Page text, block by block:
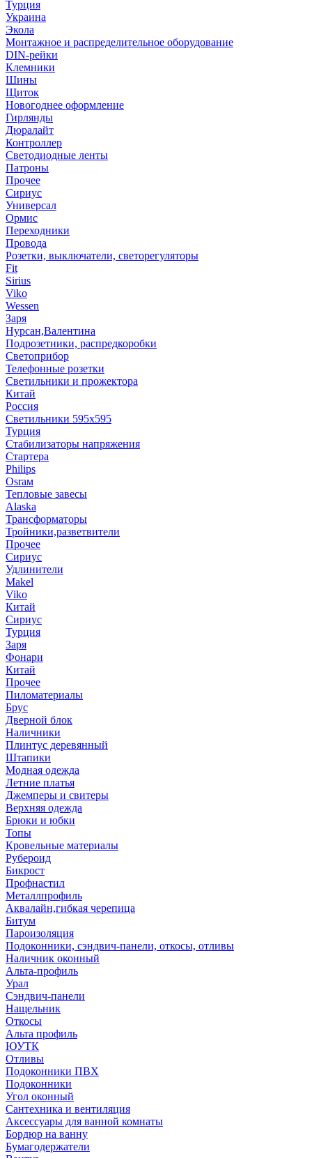
Турция
Украина
Экола
Монтажное и распределительное оборудование
DIN-рейки
Клемники
Шины
Щиток
Новогоднее оформление
Гирлянды
Дюралайт
Контроллер
Светодиодные ленты
Патроны
Прочее
Сириус
Универсал
Ормис
Переходники
Провода
Розетки, выключатели, светорегуляторы
Fit
Sirius
Viko
Wessen
Заря
Нурсан,Валентина
Подрозетники, распредкоробки
Светоприбор
Телефонные розетки
Светильники и прожектора
Китай
Россия
Светильники 595х595
Турция
Стабилизаторы напряжения
Стартера
Philips
Оsrам
Тепловые завесы
Alaska
Трансформаторы
Тройники,разветвители
Прочее
Сириус
Удлинители
Makel
Viko
Китай
Сириус
Турция
Заря
Фонари
Китай
Прочее
Пиломатериалы
Брус
Дверной блок
Наличники
Плинтус деревянный
Штапики
Модная одежда
Летние платья
Джемперы и свитеры
Верхняя одежда
Брюки и юбки
Топы
Кровельные материалы
Рубероид
Бикрост
Профнастил
Металлпрофиль
Аквалайн,гибкая черепица
Битум
Пароизоляция
Подоконники, сэндвич-панели, откосы, отливы
Наличник оконный
Альта-профиль
Урал
Сэндвич-панели
Нащельник
Откосы
Альта профиль
ЮУТК
Отливы
Подоконники ПВХ
Подоконники
Угол оконный
Сантехника и вентиляция
Аксессуары для ванной комнаты
Бордюр на ванну
Бумагодержатели